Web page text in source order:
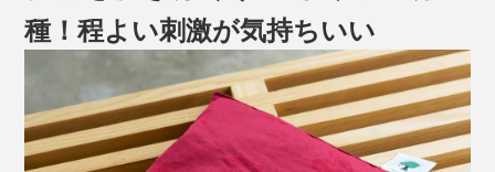
種！程よい刺激が気持ちいい